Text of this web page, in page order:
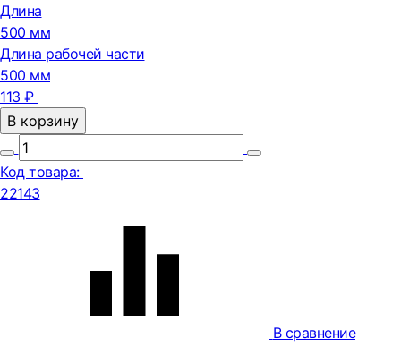
Длина
500 мм
Длина рабочей части
500 мм
113 ₽
В корзину
Код товара:
22143
В сравнение